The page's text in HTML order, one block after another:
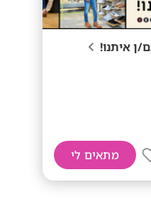
ן איתנו!
מתאים לי